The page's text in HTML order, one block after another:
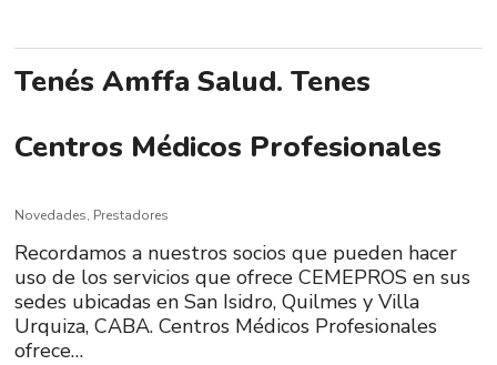
Tenés Amffa Salud. Tenes
Centros Médicos Profesionales
Novedades, Prestadores
Recordamos a nuestros socios que pueden hacer
uso de los servicios que ofrece CEMEPROS en sus
sedes ubicadas en San Isidro, Quilmes y Villa
Urquiza, CABA. Centros Médicos Profesionales
ofrece…